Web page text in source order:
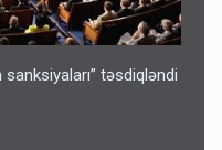
təsdiqləndi